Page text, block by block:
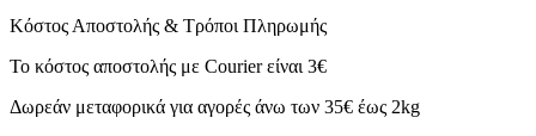
Κόστος Αποστολής & Τρόποι Πληρωμής
Το κόστος αποστολής με Courier είναι 3€
Δωρεάν μεταφορικά για αγορές άνω των 35€ έως 2kg